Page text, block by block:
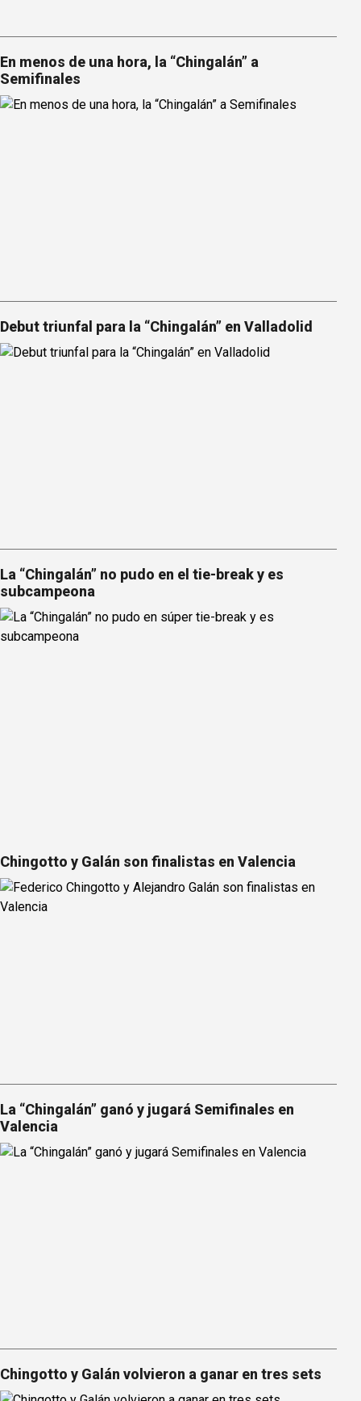
En menos de una hora, la “Chingalán” a
Semifinales
Debut triunfal para la “Chingalán” en Valladolid
La “Chingalán” no pudo en el tie-break y es
subcampeona
Chingotto y Galán son finalistas en Valencia
La “Chingalán” ganó y jugará Semifinales en
Valencia
Chingotto y Galán volvieron a ganar en tres sets